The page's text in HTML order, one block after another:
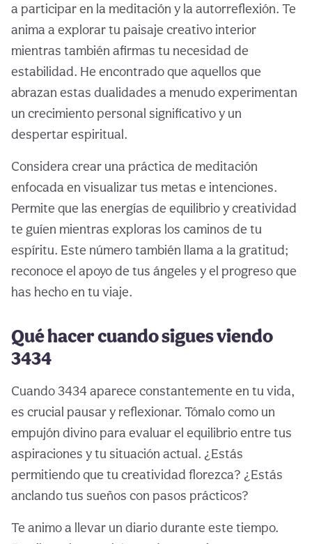
a participar en la meditación y la autorreflexión. Te
anima a explorar tu paisaje creativo interior
mientras también afirmas tu necesidad de
estabilidad. He encontrado que aquellos que
abrazan estas dualidades a menudo experimentan
un crecimiento personal significativo y un
despertar espiritual.
Considera crear una práctica de meditación
enfocada en visualizar tus metas e intenciones.
Permite que las energías de equilibrio y creatividad
te guíen mientras exploras los caminos de tu
espíritu. Este número también llama a la gratitud;
reconoce el apoyo de tus ángeles y el progreso que
has hecho en tu viaje.
Qué hacer cuando sigues viendo
3434
Cuando 3434 aparece constantemente en tu vida,
es crucial pausar y reflexionar. Tómalo como un
empujón divino para evaluar el equilibrio entre tus
aspiraciones y tu situación actual. ¿Estás
permitiendo que tu creatividad florezca? ¿Estás
anclando tus sueños con pasos prácticos?
Te animo a llevar un diario durante este tiempo.